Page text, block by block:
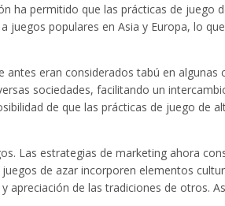
ha permitido que las prácticas de juego
populares en Asia y Europa, lo
eran considerados tabú en algunas
sociedades, facilitando un
de que las prácticas de juego de
Las estrategias de marketing ahora
de azar incorporen elementos
de las tradiciones de otros.